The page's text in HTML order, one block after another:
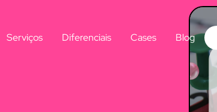
Serviços Diferenciais Cases Blog